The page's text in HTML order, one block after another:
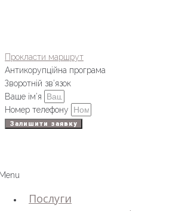
Прокласти маршрут
Антикорупційна програма
Зворотній зв’язок
Ваше ім’я
Номер телефону
Залишити заявку
Послуги